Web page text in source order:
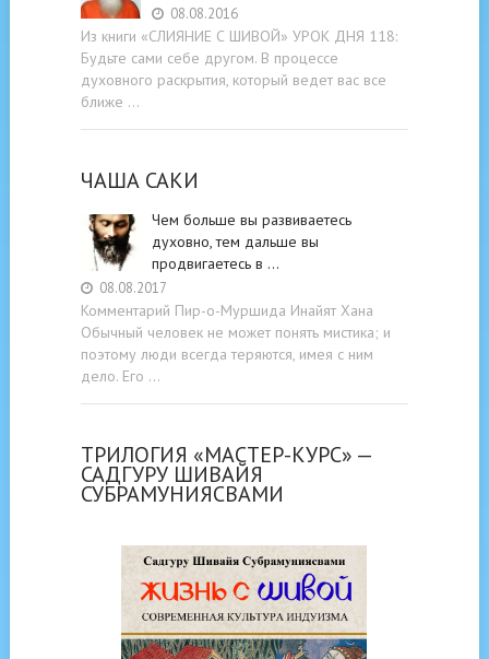
08.08.2016
Из книги «СЛИЯНИЕ С ШИВОЙ» УРОК ДНЯ 118:
Будьте cами cебе другом. В процессе
духовного раскрытия, который ведет вас все
ближе …
ЧАША САКИ
Чем больше вы развиваетесь
духовно, тем дальше вы
продвигаетесь в …
08.08.2017
Комментарий Пир-о-Муршида Инайят Хана
Обычный человек не может понять мистика; и
поэтому люди всегда теряются, имея с ним
дело. Его …
ТРИЛОГИЯ «МАСТЕР-КУРС» —
САДГУРУ ШИВАЙЯ
СУБРАМУНИЯСВАМИ